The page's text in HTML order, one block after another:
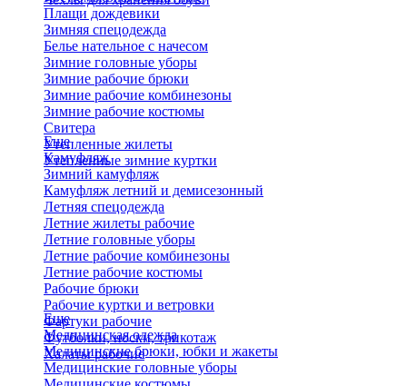
Плащи дождевики
Зимняя спецодежда
Белье нательное с начесом
Зимние головные уборы
Зимние рабочие брюки
Зимние рабочие комбинезоны
Зимние рабочие костюмы
Свитера
Утепленные жилеты
Утепленные зимние куртки
Еще
Камуфляж
Зимний камуфляж
Камуфляж летний и демисезонный
Летняя спецодежда
Летние жилеты рабочие
Летние головные уборы
Летние рабочие комбинезоны
Летние рабочие костюмы
Рабочие брюки
Рабочие куртки и ветровки
Фартуки рабочие
Футболки, носки, трикотаж
Халаты рабочие
Еще
Медицинская одежда
Медицинские брюки, юбки и жакеты
Медицинские головные уборы